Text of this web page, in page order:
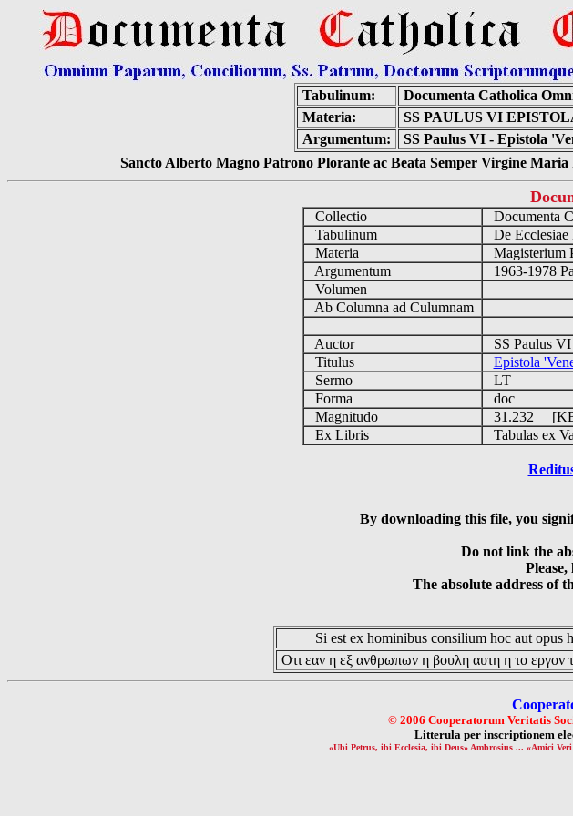
Tabulinum:
Documenta Catholica
Materia:
SS PAULUS VI
Argumentum:
SS Paulus VI - Epistola
Sancto Alberto Magno Patrono Plorante ac Beata Semper Virgine
Collectio
Documenta
Tabulinum
De Ecclesiae
Materia
Magisterium
Argumentum
1963-1978
Volumen
Ab Columna ad Culumnam
Auctor
SS Paulus
Titulus
Epistola
Sermo
LT
Forma
doc
Magnitudo
31.232
Ex Libris
Tabulas ex
By downloading this file, you
Do not link the
The absolute address of
Si est ex hominibus consilium hoc aut opus
Οτι εαν η εξ ανθρωπων η βουλη αυτη η το εργον
© 2006 Cooperatorum Veritatis
Litterula per inscriptionem
«Ubi Petrus, ibi Ecclesia, ibi Deus» Ambrosius ... «Amici